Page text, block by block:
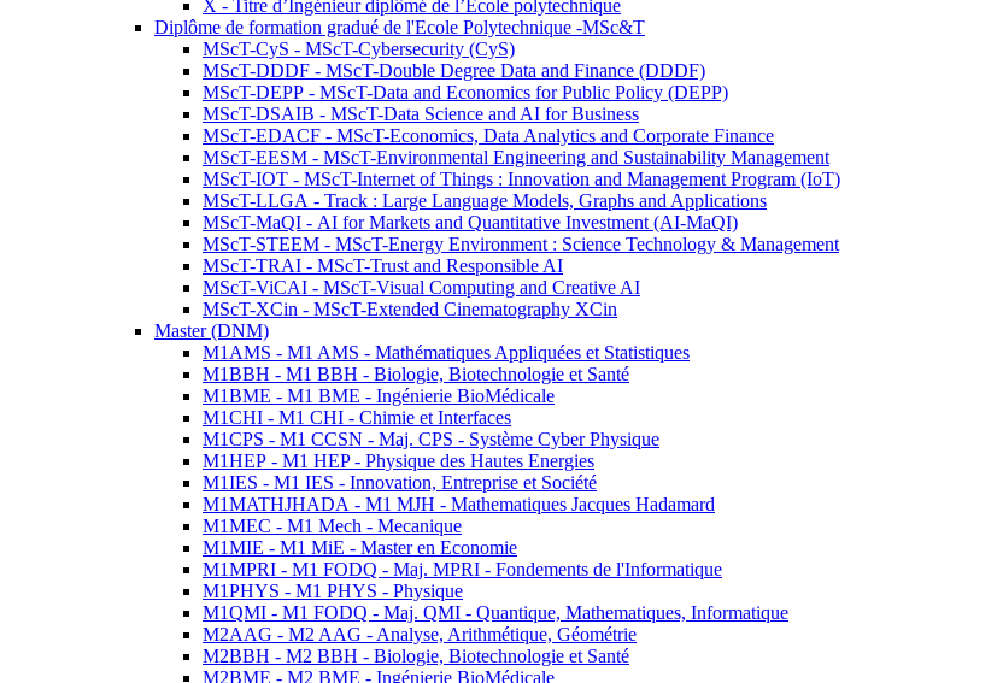
X - Titre d’Ingénieur diplômé de l’École polytechnique
Diplôme de formation gradué de l'Ecole Polytechnique -MSc&T
MScT-CyS - MScT-Cybersecurity (CyS)
MScT-DDDF - MScT-Double Degree Data and Finance (DDDF)
MScT-DEPP - MScT-Data and Economics for Public Policy (DEPP)
MScT-DSAIB - MScT-Data Science and AI for Business
MScT-EDACF - MScT-Economics, Data Analytics and Corporate Finance
MScT-EESM - MScT-Environmental Engineering and Sustainability Management
MScT-IOT - MScT-Internet of Things : Innovation and Management Program (IoT)
MScT-LLGA - Track : Large Language Models, Graphs and Applications
MScT-MaQI - AI for Markets and Quantitative Investment (AI-MaQI)
MScT-STEEM - MScT-Energy Environment : Science Technology & Management
MScT-TRAI - MScT-Trust and Responsible AI
MScT-ViCAI - MScT-Visual Computing and Creative AI
MScT-XCin - MScT-Extended Cinematography XCin
Master (DNM)
M1AMS - M1 AMS - Mathématiques Appliquées et Statistiques
M1BBH - M1 BBH - Biologie, Biotechnologie et Santé
M1BME - M1 BME - Ingénierie BioMédicale
M1CHI - M1 CHI - Chimie et Interfaces
M1CPS - M1 CCSN - Maj. CPS - Système Cyber Physique
M1HEP - M1 HEP - Physique des Hautes Energies
M1IES - M1 IES - Innovation, Entreprise et Société
M1MATHJHADA - M1 MJH - Mathematiques Jacques Hadamard
M1MEC - M1 Mech - Mecanique
M1MIE - M1 MiE - Master en Economie
M1MPRI - M1 FODQ - Maj. MPRI - Fondements de l'Informatique
M1PHYS - M1 PHYS - Physique
M1QMI - M1 FODQ - Maj. QMI - Quantique, Mathematiques, Informatique
M2AAG - M2 AAG - Analyse, Arithmétique, Géométrie
M2BBH - M2 BBH - Biologie, Biotechnologie et Santé
M2BME - M2 BME - Ingénierie BioMédicale